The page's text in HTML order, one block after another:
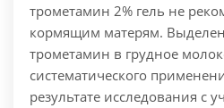
трометамин 2% гель не
кормящим матерям.
трометамин в грудное
систематического
результате исследования с